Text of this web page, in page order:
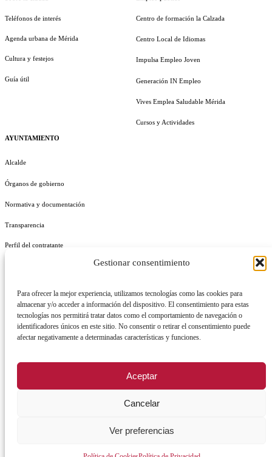
Gestionar consentimiento
Para ofrecer la mejor experiencia, utilizamos tecnologías como las cookies para
almacenar y/o acceder a información del dispositivo. El consentimiento para estas
tecnologías nos permitirá tratar datos como el comportamiento de navegación o
identificadores únicos en este sitio. No consentir o retirar el consentimiento puede
afectar negativamente a determinadas características y funciones.
Aceptar
Cancelar
Ver preferencias
Teléfonos de interés
Agenda urbana de Mérida
Cultura y festejos
Guía útil
AYUNTAMIENTO
Alcalde
Órganos de gobierno
Normativa y documentación
Transparencia
Perfil del contratante
Centro de formación la Calzada
Centro Local de Idiomas
Impulsa Empleo Joven
Generación IN Empleo
Vives Emplea Saludable Mérida
Cursos y Actividades
REGISTRO DE ACTIVIDADES DE TRATAMIENTO